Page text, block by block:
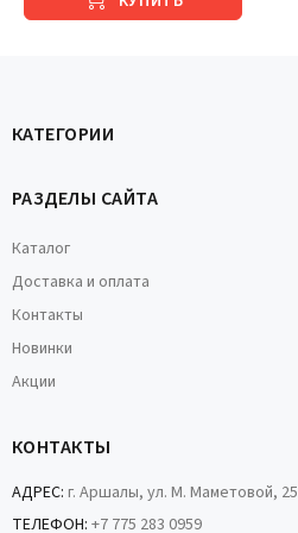
КАТЕГОРИИ
РАЗДЕЛЫ САЙТА
Каталог
Доставка и оплата
Контакты
Новинки
Акции
КОНТАКТЫ
АДРЕС: г. Аршалы, ул. М. Маметовой, 25
ТЕЛЕФОН: +7 775 283 0959